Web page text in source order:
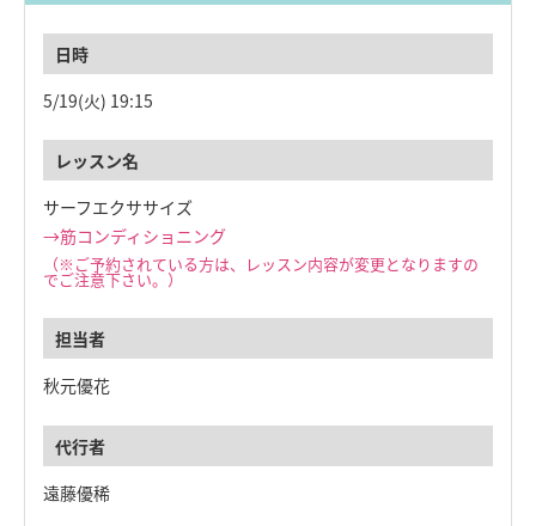
5/19(火) 19:15
サーフエクササイズ
→筋コンディショニング
（※ご予約されている方は、レッスン内容が変更となりますの
でご注意下さい。）
秋元優花
遠藤優稀